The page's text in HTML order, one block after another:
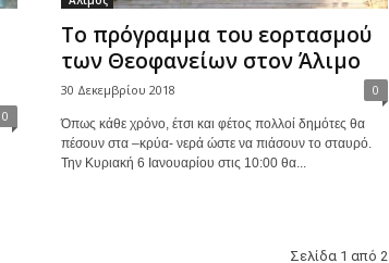
0
Το πρόγραμμα του εορτασμού
των Θεοφανείων στον Άλιμο
30 Δεκεμβρίου 2018 0
Όπως κάθε χρόνο, έτσι και φέτος πολλοί δημότες θα
πέσουν στα –κρύα- νερά ώστε να πιάσουν το σταυρό.
Την Κυριακή 6 Ιανουαρίου στις 10:00 θα...
Σελίδα 1 από 2